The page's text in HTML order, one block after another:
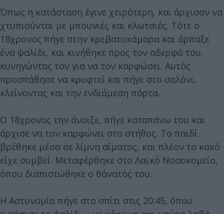
Όπως η κατάσταση έγινε χειρότερη, και άρχισαν να
χτυπιούνται με μπουνιές και κλωτσιές. Τότε ο
18χρονος πήγε στην κρεβατοκάμαρα και άρπαξε
ένα ψαλίδι, και κινήθηκε προς τον αδερφό του,
κυνηγώντας τον για να τον καρφώσει. Αυτός
προσπάθησε να κρυφτεί και πήγε στο σαλόνι,
κλείνοντας και την ενδιάμεση πόρτα.
Ο 18χρονος την άνοιξε, πήγε καταπάνω του και
άρχισε να τον καρφώνει στο στήθος. Το παιδί
βρέθηκε μέσα σε λίμνη αίματος, και πλέον το κακό
είχε συμβεί. Μεταφέρθηκε στο Λαϊκό Νοσοκομείο,
όπου διαπιστώθηκε ο θάνατός του.
Η Αστυνομία πήγε στο σπίτι στις 20:45, όπου